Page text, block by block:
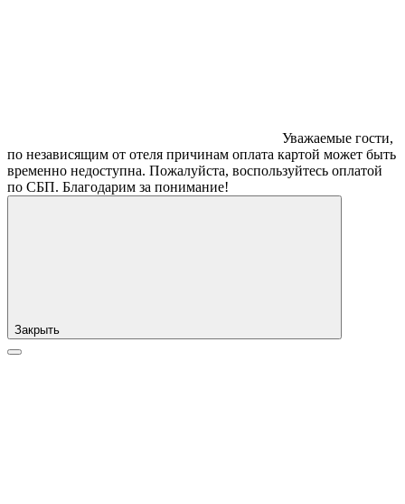
Уважаемые гости,
по независящим от отеля причинам оплата картой может быть
временно недоступна. Пожалуйста, воспользуйтесь оплатой
по СБП. Благодарим за понимание!
Закрыть